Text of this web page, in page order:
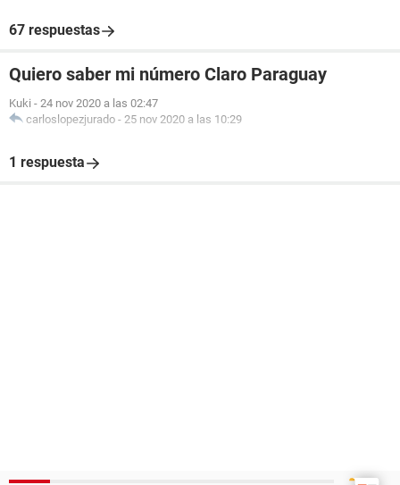
67 respuestas
Quiero saber mi número Claro Paraguay
Kuki - 24 nov 2020 a las 02:47
carloslopezjurado - 25 nov 2020 a las 10:29
1 respuesta